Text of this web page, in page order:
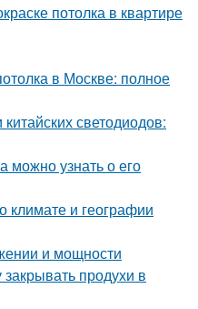
потолка в квартире
в Москве: полное
светодиодов:
можно узнать о его
климате и географии
и мощности
продухи в